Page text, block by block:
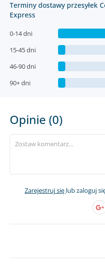
Terminy dostawy przesyłek
Express
0-14 dni
15-45 dni
46-90 dni
90+ dni
Opinie (0)
Zarejestruj się lub zaloguj